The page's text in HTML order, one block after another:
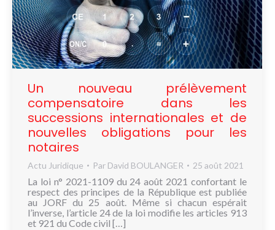
Un nouveau prélèvement
compensatoire dans les
successions internationales et de
nouvelles obligations pour les
notaires
Actu Juridique Par David BOULANGER 25 août 2021
La loi n° 2021-1109 du 24 août 2021 confortant le
respect des principes de la République est publiée
au JORF du 25 août. Même si chacun espérait
l’inverse, l’article 24 de la loi modifie les articles 913
et 921 du Code civil […]